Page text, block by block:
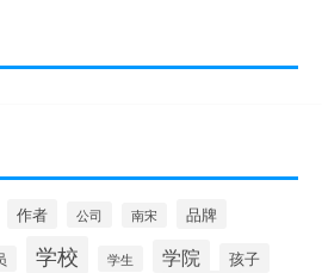
作者 公司 南宋 品牌
学校 学生 学院 孩子